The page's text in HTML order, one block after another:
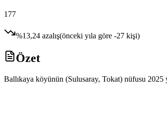
177
%13,24 azalış(önceki yıla göre -27 kişi)
Özet
Ballıkaya köyünün (Sulusaray, Tokat) nüfusu